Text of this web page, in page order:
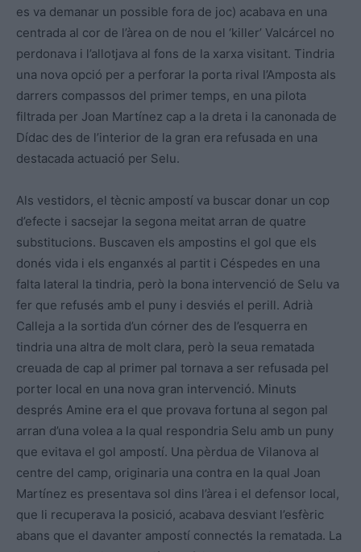
es va demanar un possible fora de joc) acabava en una
centrada al cor de l’àrea on de nou el ‘killer’ Valcárcel no
perdonava i l’allotjava al fons de la xarxa visitant. Tindria
una nova opció per a perforar la porta rival l’Amposta als
darrers compassos del primer temps, en una pilota
filtrada per Joan Martínez cap a la dreta i la canonada de
Dídac des de l’interior de la gran era refusada en una
destacada actuació per Selu.
Als vestidors, el tècnic ampostí va buscar donar un cop
d’efecte i sacsejar la segona meitat arran de quatre
substitucions. Buscaven els ampostins el gol que els
donés vida i els enganxés al partit i Céspedes en una
falta lateral la tindria, però la bona intervenció de Selu va
fer que refusés amb el puny i desviés el perill. Adrià
Calleja a la sortida d’un córner des de l’esquerra en
tindria una altra de molt clara, però la seua rematada
creuada de cap al primer pal tornava a ser refusada pel
porter local en una nova gran intervenció. Minuts
després Amine era el que provava fortuna al segon pal
arran d’una volea a la qual respondria Selu amb un puny
que evitava el gol ampostí. Una pèrdua de Vilanova al
centre del camp, originaria una contra en la qual Joan
Martínez es presentava sol dins l’àrea i el defensor local,
que li recuperava la posició, acabava desviant l’esfèric
abans que el davanter ampostí connectés la rematada. La